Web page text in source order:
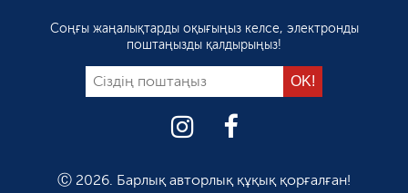
Соңғы жаңалықтарды оқығыңыз келсе, электронды
поштаңызды қалдырыңыз!
Ⓒ 2026. Барлық авторлық құқық қорғалған!